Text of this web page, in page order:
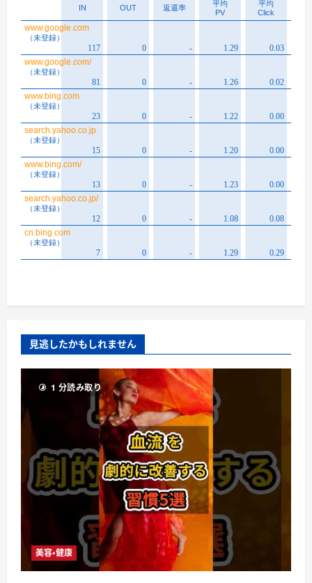
見逃したかもしれません
1 分読み取り
美容・健康